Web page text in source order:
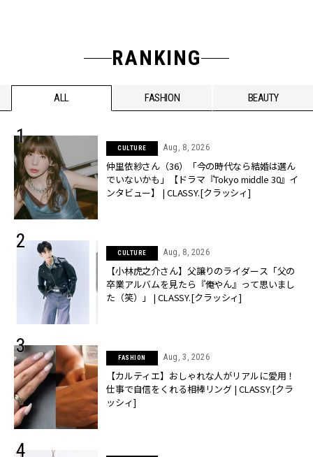
RANKING
ALL FASHION BEAUTY
CULTURE Aug, 8, 2026
仲里依紗さん（36）「今の時代なら結婚は選ん
でいないかも」【ドラマ『Tokyo middle 30』イ
ンタビュー】 | CLASSY.[クラッシィ]
CULTURE Aug, 8, 2026
【小林虎之介さん】父譲りのライダース「父の
卒業アルバムを見たら『俺やん』って思いまし
た（笑）」 | CLASSY.[クラッシィ]
FASHION Aug, 3, 2026
【カルティエ】おしゃれな人がリアルに愛用！
仕事で自信をくれる相棒リング | CLASSY.[クラ
ッシィ]